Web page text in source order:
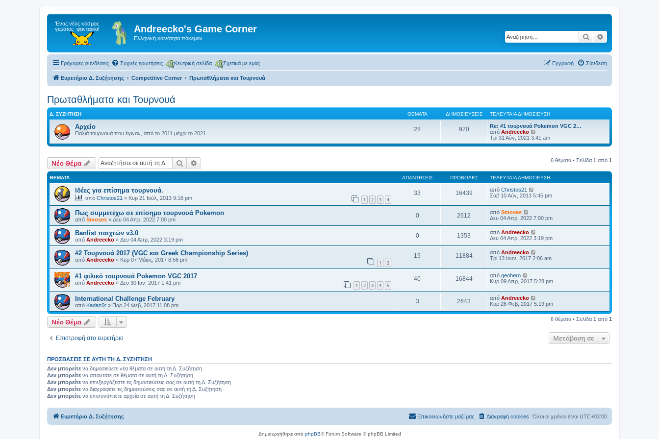
Andreecko's Game Corner
Ελληνική κοινότητα πόκεμον Αναζήτηση
Γρήγορες συνδέσεις Συχνές ερωτήσεις Κεντρική σελίδα Σχετικά με εμάς Σύνδεση
Εγγραφή
Ευρετήριο Δ. Συζήτησης Competitive Corner Πρωταθλήματα και Τουρνουά
Πρωταθλήματα και Τουρνουά
Δ. ΣΥΖΉΤΗΣΗ ΘΈΜΑΤΑ ΔΗΜΟΣΙΕΎΣΕΙΣ ΤΕΛΕΥΤΑΊΑ ΔΗΜΟΣΊΕΥΣΗ
Αρχείο
Παλιά τουρνουά που έγιναν, από το 2011 μέχρι το 2021
28 970
Re: #1 τουρνουά Pokemon VGC 2…
από Andreecko
ρ
ο
τ
η
ς
ε
ε
τ
α
α
μ
ί
ε
υ
η
ς
Τρί 31 Αύγ, 2021 3:41 am
Νέο Θέμα Αναζήτηση 6 θέματα • Σελίδα 1 από 1
ΘΈΜΑΤΑ ΑΠΑΝΤΉΣΕΙΣ ΠΡΟΒΟΛΈΣ ΤΕΛΕΥΤΑΊΑ ΔΗΜΟΣΊΕΥΣΗ
Ιδέες για επίσημα τουρνουά.
από Christos21 » Κυρ 21 Ιούλ, 2013 9:16 pm 1 2 3 4
33 16439 από Christos21
Σάβ 10 Αύγ, 2013 5:45 pm
Πως συμμετέχω σε επίσημο τουρνουά Pokemon
από Smoses » Δευ 04 Απρ, 2022 7:00 pm
0 2612 από Smoses
Δευ 04 Απρ, 2022 7:00 pm
Banlist παιχτών v3.0
από Andreecko » Δευ 04 Απρ, 2022 3:19 pm
0 1353 από Andreecko
Δευ 04 Απρ, 2022 3:19 pm
#2 Τουρνουά 2017 (VGC και Greek Championship Series)
από Andreecko » Κυρ 07 Μάιος, 2017 8:56 pm 1 2
19 11884 από Andreecko
Τρί 13 Ιουν, 2017 2:06 am
#1 φιλικό τουρνουά Pokemon VGC 2017
από Andreecko » Δευ 30 Ιαν, 2017 1:41 pm 1 2 3 4 5
40 16844 από geohero
Κυρ 09 Απρ, 2017 5:28 pm
International Challenge February
από Kadaz0r » Παρ 24 Φεβ, 2017 11:08 pm
3 2643 από Andreecko
Κυρ 26 Φεβ, 2017 5:19 pm
Νέο Θέμα 6 θέματα • Σελίδα 1 από 1
Επιστροφή στο ευρετήριο Μετάβαση σε
ΠΡΟΣΒΆΣΕΙΣ ΣΕ ΑΥΤΉ ΤΗ Δ. ΣΥΖΉΤΗΣΗ
Δεν μπορείτε να δημοσιεύετε νέα θέματα σε αυτή τη Δ. Συζήτηση
Δεν μπορείτε να απαντάτε σε θέματα σε αυτή τη Δ. Συζήτηση
Δεν μπορείτε να επεξεργάζεστε τις δημοσιεύσεις σας σε αυτή τη Δ. Συζήτηση
Δεν μπορείτε να διαγράφετε τις δημοσιεύσεις σας σε αυτή τη Δ. Συζήτηση
Δεν μπορείτε να επισυνάπτετε αρχεία σε αυτή τη Δ. Συζήτηση
Ευρετήριο Δ. Συζήτησης Όλοι οι χρόνοι είναι UTC+03:00
Διαγραφή cookies
Επικοινωνήστε μαζί μας
Δημιουργήθηκε από phpBB® Forum Software © phpBB Limited